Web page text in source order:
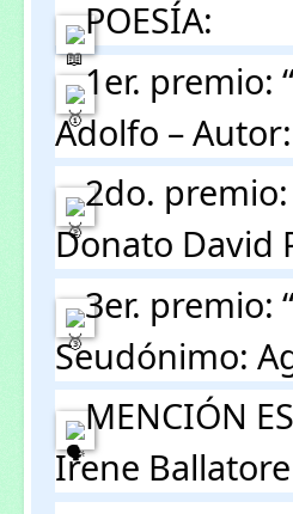
POESÍA:
1er. premio:
Adolfo –
2do. premio:
Donato David
3er. premio:
Seudónimo:
MENCIÓN
Irene Ballatore